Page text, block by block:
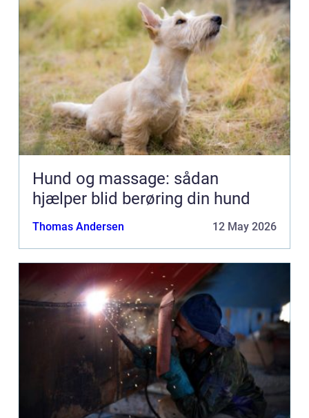
Hund og massage: sådan
hjælper blid berøring din hund
Thomas Andersen 12 May 2026